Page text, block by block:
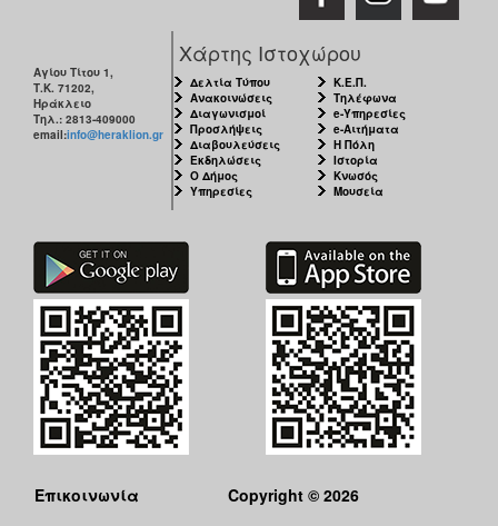
Αγίου Τίτου 1,
Τ.Κ. 71202,
Ηράκλειο
Τηλ.: 2813-409000
email:info@heraklion.gr
Χάρτης Ιστοχώρου
Δελτία Τύπου
Ανακοινώσεις
Διαγωνισμοί
Προσλήψεις
Διαβουλεύσεις
Εκδηλώσεις
Ο Δήμος
Υπηρεσίες
Κ.Ε.Π.
Τηλέφωνα
e-Υπηρεσίες
e-Αιτήματα
Η Πόλη
Ιστορία
Κνωσός
Μουσεία
Επικοινωνία
Copyright © 2026